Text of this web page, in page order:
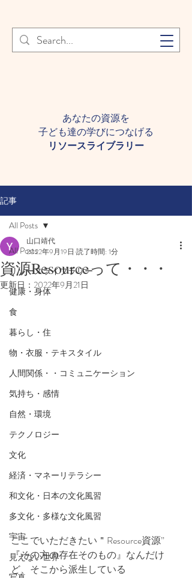
登録者様へ 個人情報の取り扱
いについて Learn More
あなたの資源を
子ども達の学びにつなげる​
​リソースライブラリー
記事
All Posts
リソースライブラリー
健康・身体
食
暮らし・住
物・衣服・テキスタイル
人間関係・・コミュニケーション
気持ち・感情
自然・環境
テクノロジー
文化
経済・マネーリテラシー
和文化・日本の文化風習
多文化・多様な文化風習
宇宙
見えない世界
All Posts
資源Resourceって・・・
山口靖代
2022年9月19日 読了時間: 1分
更新日： 2022年9月21日
ここでいただきたい＂Resource資源”
『その方の存在そのもの』なんだけ
ど、そこから派生している